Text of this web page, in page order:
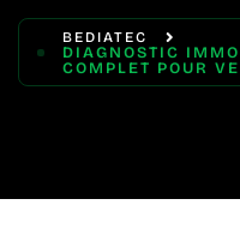
BEDIATEC
DIAGNOSTIC
COMPLET POUR